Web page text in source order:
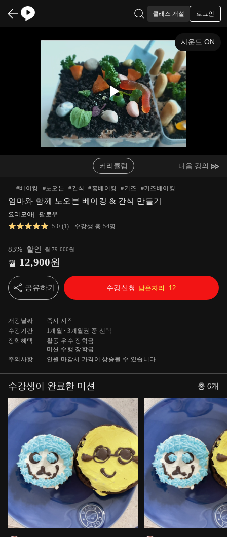
클래스 개설 로그인
Play
Video
사운드 ON
커리큘럼 다음 강의
#베이킹 #노오븐 #간식 #홈베이킹 #키즈 #키즈베이킹
엄마와 함께 노오븐 베이킹 & 간식 만들기
요리모아
팔로우
5.0 (1) 수강생 총54명
83% 할인 월79,000원
월 12,900원
공유하기 수강신청 남은자리: 12
개강날짜
즉시 시작
수강기간
1개월 3개월 권 중 선택
장학혜택
활동 우수 장학금
미션 수행 장학금
주의사항
인원 마감시 가격이 상승될 수 있습니다.
수강생이 완료한 미션 총 6개